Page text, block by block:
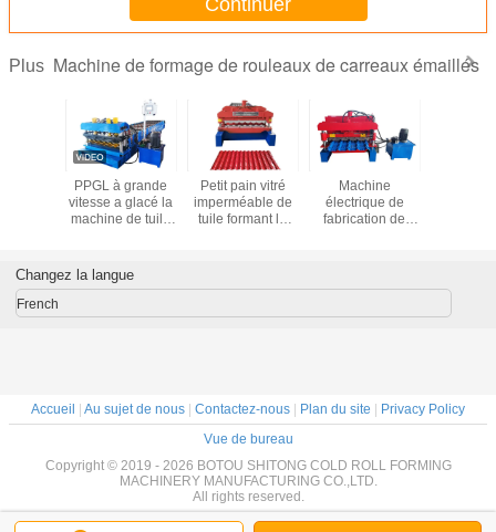
Plus Machine de formage de rouleaux de carreaux émaillés
de
toiture
PPGL à grande
vitesse a glacé la
machine de tuile
coupe/pressing
Petit pain vitré
imperméable de
tuile formant le
tonnes
Machine
électrique de
fabrication de
Changez la langue
French
Accueil Au sujet de nous Contactez-nous Plan du site
Privacy Policy
Vue de bureau
Copyright © 2019 - 2026 BOTOU SHITONG COLD ROLL FORMING
MACHINERY MANUFACTURING CO.,LTD.
All rights reserved.